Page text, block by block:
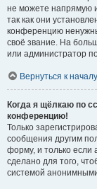
не можете напрямую
так как они
конференцию
своё звание. На
или администратор
Вернуться к началу
Когда я щёлкаю по
конференцию!
Только
сообщения другим
форму, и только если
сделано для того,
системой